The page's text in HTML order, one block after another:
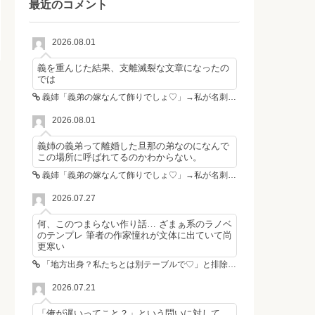
最近のコメント
2026.08.01
義を重んじた結果、支離滅裂な文章になったの
では
義姉「義弟の嫁なんて飾りでしょ♡」→私が名刺を置いた瞬間、不倫相手が青ざめた
2026.08.01
義姉の義弟って離婚した旦那の弟なのになんで
この場所に呼ばれてるのかわからない。
義姉「義弟の嫁なんて飾りでしょ♡」→私が名刺を置いた瞬間、不倫相手が青ざめた
2026.07.27
何、このつまらない作り話… ざまぁ系のラノベ
のテンプレ 筆者の作家憧れが文体に出ていて尚
更寒い
「地方出身？私たちとは別テーブルで♡」と排除した女性4人組→その後4人が青ざめたワケ
2026.07.21